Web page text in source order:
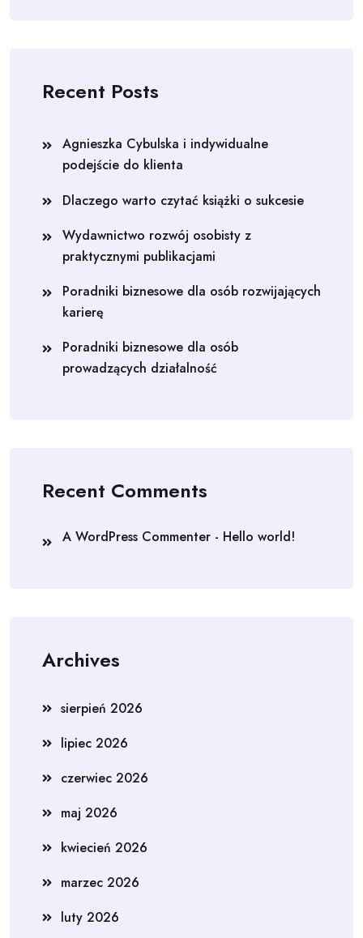
Recent Posts
Agnieszka Cybulska i indywidualne
podejście do klienta
Dlaczego warto czytać książki o sukcesie
Wydawnictwo rozwój osobisty z
praktycznymi publikacjami
Poradniki biznesowe dla osób rozwijających
karierę
Poradniki biznesowe dla osób
prowadzących działalność
Recent Comments
A WordPress Commenter - Hello world!
Archives
sierpień 2026
lipiec 2026
czerwiec 2026
maj 2026
kwiecień 2026
marzec 2026
luty 2026